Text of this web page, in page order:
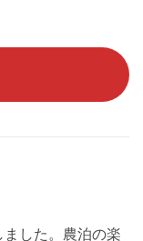
した。農泊の楽